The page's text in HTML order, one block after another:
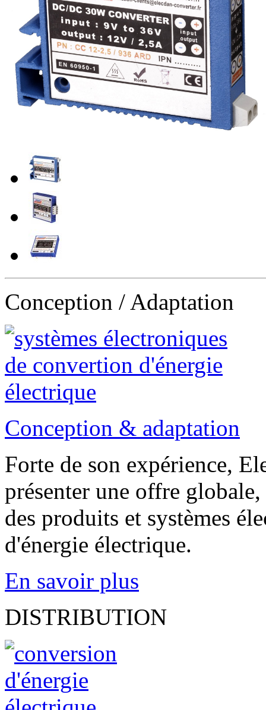
Conception / Adaptation
Conception & adaptation
Forte de son expérience,
présenter une offre
des produits et systèmes
d'énergie électrique.
En savoir plus
DISTRIBUTION